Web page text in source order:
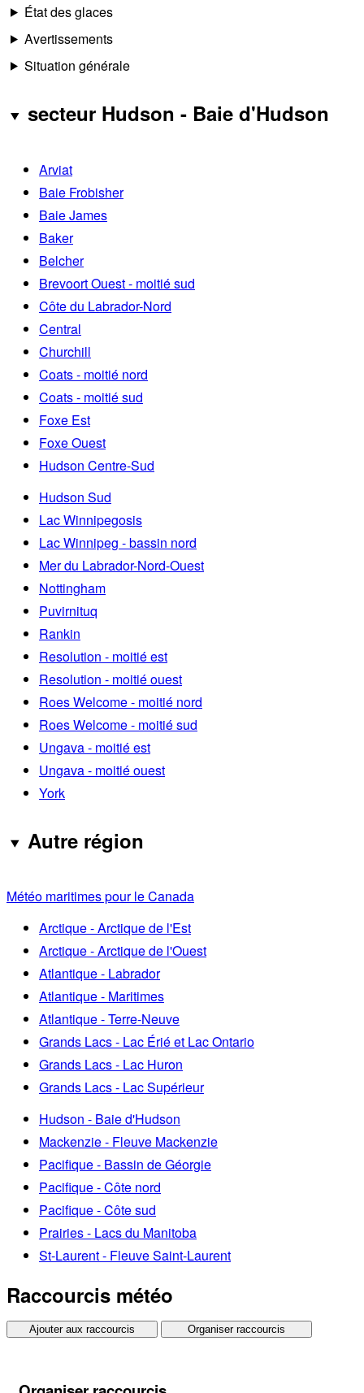
État des glaces
Avertissements
Situation générale
secteur Hudson - Baie d'Hudson
Arviat
Baie Frobisher
Baie James
Baker
Belcher
Brevoort Ouest - moitié sud
Côte du Labrador-Nord
Central
Churchill
Coats - moitié nord
Coats - moitié sud
Foxe Est
Foxe Ouest
Hudson Centre-Sud
Hudson Sud
Lac Winnipegosis
Lac Winnipeg - bassin nord
Mer du Labrador-Nord-Ouest
Nottingham
Puvirnituq
Rankin
Resolution - moitié est
Resolution - moitié ouest
Roes Welcome - moitié nord
Roes Welcome - moitié sud
Ungava - moitié est
Ungava - moitié ouest
York
Autre région
Météo maritimes pour le Canada
Arctique - Arctique de l'Est
Arctique - Arctique de l'Ouest
Atlantique - Labrador
Atlantique - Maritimes
Atlantique - Terre-Neuve
Grands Lacs - Lac Érié et Lac Ontario
Grands Lacs - Lac Huron
Grands Lacs - Lac Supérieur
Hudson - Baie d'Hudson
Mackenzie - Fleuve Mackenzie
Pacifique - Bassin de Géorgie
Pacifique - Côte nord
Pacifique - Côte sud
Prairies - Lacs du Manitoba
St-Laurent - Fleuve Saint-Laurent
Raccourcis météo
Ajouter aux raccourcis Organiser raccourcis